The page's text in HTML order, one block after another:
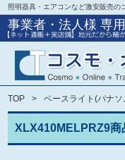
照明器具・エアコンなど激安販売の
事業者・法人様 専
TOP ベースライト(パナソ
XLX410MELPRZ9商